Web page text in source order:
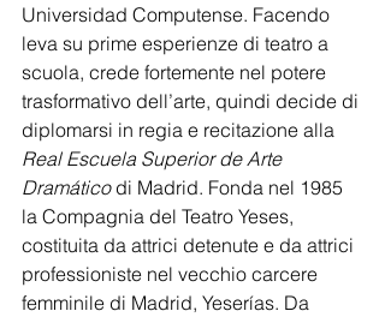
Universidad Computense. Facendo
leva su prime esperienze di teatro a
scuola, crede fortemente nel potere
trasformativo dell’arte, quindi decide di
diplomarsi in regia e recitazione alla
Real Escuela Superior de Arte
Dramático di Madrid. Fonda nel 1985
la Compagnia del Teatro Yeses,
costituita da attrici detenute e da attrici
professioniste nel vecchio carcere
femminile di Madrid, Yeserías. Da